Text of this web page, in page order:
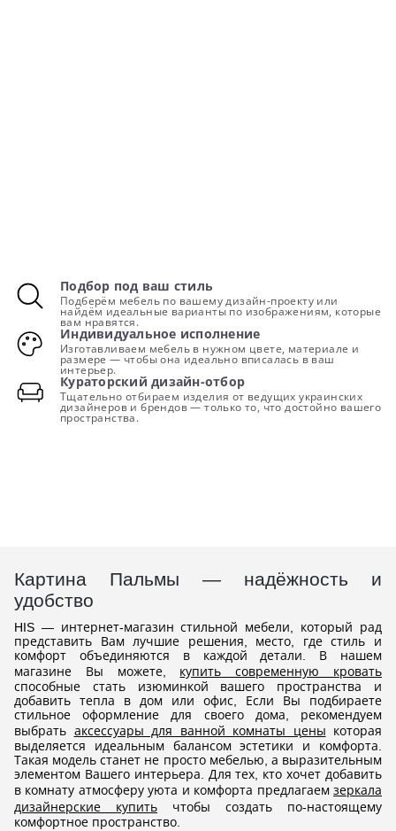
Подбор под ваш стиль
Подберём мебель по вашему дизайн-проекту или
найдём идеальные варианты по изображениям, которые
вам нравятся.
Индивидуальное исполнение
Изготавливаем мебель в нужном цвете, материале и
размере — чтобы она идеально вписалась в ваш
интерьер.
Кураторский дизайн-отбор
Тщательно отбираем изделия от ведущих украинских
дизайнеров и брендов — только то, что достойно вашего
пространства.
Картина Пальмы — надёжность и
удобство
HIS — интернет-магазин стильной мебели, который рад
представить Вам лучшие решения, место, где стиль и
комфорт объединяются в каждой детали. В нашем
магазине Вы можете, купить современную кровать
способные стать изюминкой вашего пространства и
добавить тепла в дом или офис, Если Вы подбираете
стильное оформление для своего дома, рекомендуем
выбрать аксессуары для ванной комнаты цены которая
выделяется идеальным балансом эстетики и комфорта.
Такая модель станет не просто мебелью, а выразительным
элементом Вашего интерьера. Для тех, кто хочет добавить
в комнату атмосферу уюта и комфорта предлагаем зеркала
дизайнерские купить чтобы создать по-настоящему
комфортное пространство.